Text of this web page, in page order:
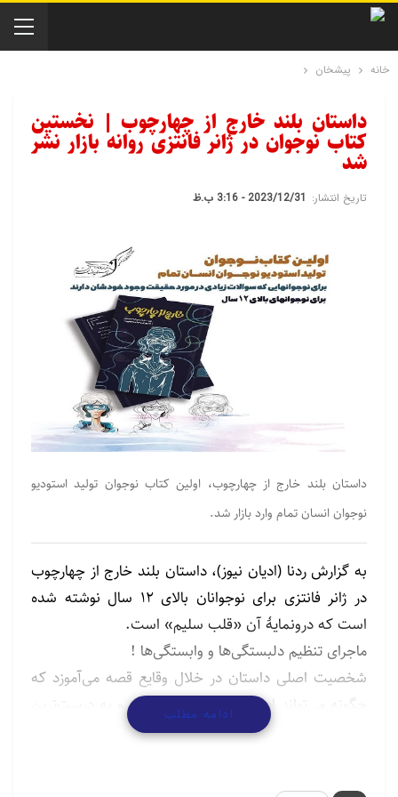
خانه پیشخان
داستان بلند خارج از چهارچوب | نخستین
کتاب نوجوان در ژانر فانتزی روانه بازار نشر
شد
تاریخ انتشار: 2023/12/31 - 3:16 ب.ظ
داستان بلند خارج از چهارچوب، اولین کتاب نوجوان تولید استودیو
نوجوان انسان تمام وارد بازار شد.
به گزارش ردنا (ادیان نیوز)، داستان بلند خارج از چهارچوب
در ژانر فانتزی برای نوجوانان بالای 12 سال نوشته شده
است که درونمایۀ آن «قلب سلیم» است.
ماجرای تنظیم دلبستگی‌ها و وابستگی‌ها !
شخصیت اصلی داستان در خلال وقایع قصه می‌آموزد که
چگونه می‌تواند اهدافش را مهندسی کرده و به درست‌ترین
شکل ممکن کنار هم بچیند بگونه‌ای که رسیدن به یکی
ادامه مطلب